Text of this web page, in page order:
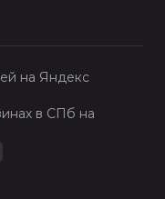
на Яндекс
в СПб на